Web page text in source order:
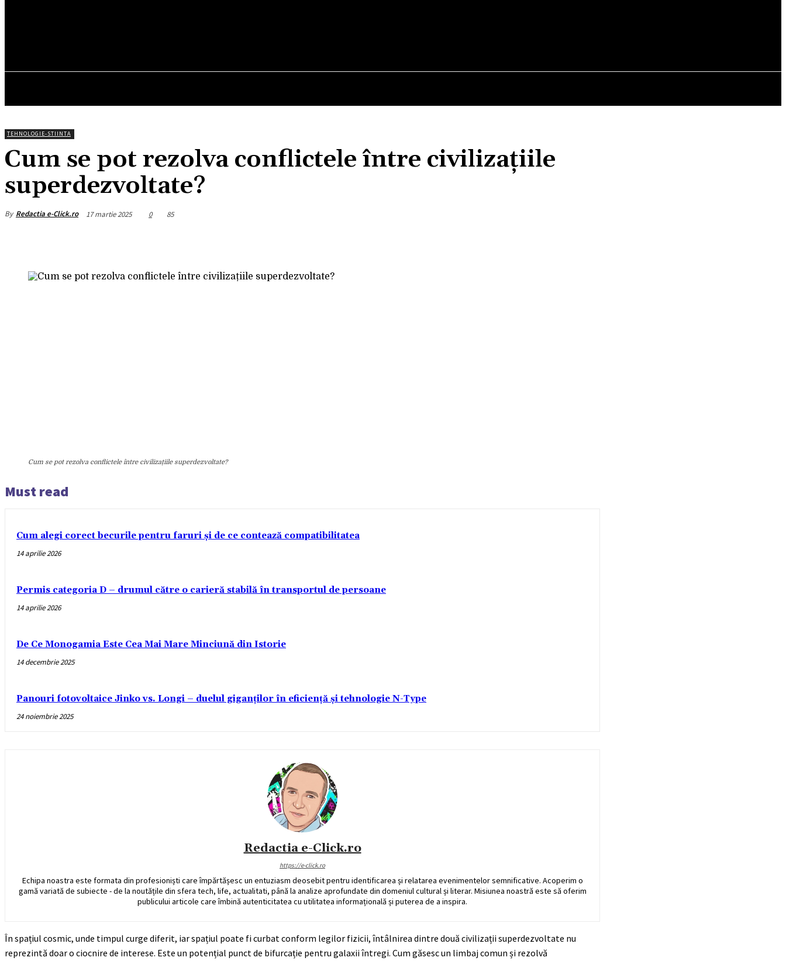
TEHNOLOGIE-STIINTA
Cum se pot rezolva conflictele între civilizațiile
superdezvoltate?
By Redactia e-Click.ro 17 martie 2025 0 85
Cum se pot rezolva conflictele între civilizațiile superdezvoltate?
Must read
Cum alegi corect becurile pentru faruri și de ce contează compatibilitatea
14 aprilie 2026
Permis categoria D – drumul către o carieră stabilă în transportul de persoane
14 aprilie 2026
De Ce Monogamia Este Cea Mai Mare Minciună din Istorie
14 decembrie 2025
Panouri fotovoltaice Jinko vs. Longi – duelul giganților în eficiență și tehnologie N-Type
24 noiembrie 2025
Redactia e-Click.ro
https://e-click.ro
Echipa noastra este formata din profesioniști care împărtășesc un entuziasm deosebit pentru identificarea și relatarea evenimentelor semnificative. Acoperim o
gamă variată de subiecte - de la noutățile din sfera tech, life, actualitati, până la analize aprofundate din domeniul cultural și literar. Misiunea noastră este să oferim
publicului articole care îmbină autenticitatea cu utilitatea informațională și puterea de a inspira.
În spațiul cosmic, unde timpul curge diferit, iar spațiul poate fi curbat conform legilor fizicii, întâlnirea dintre două civilizații superdezvoltate nu
reprezintă doar o ciocnire de interese. Este un potențial punct de bifurcație pentru galaxii întregi. Cum găsesc un limbaj comun și rezolvă